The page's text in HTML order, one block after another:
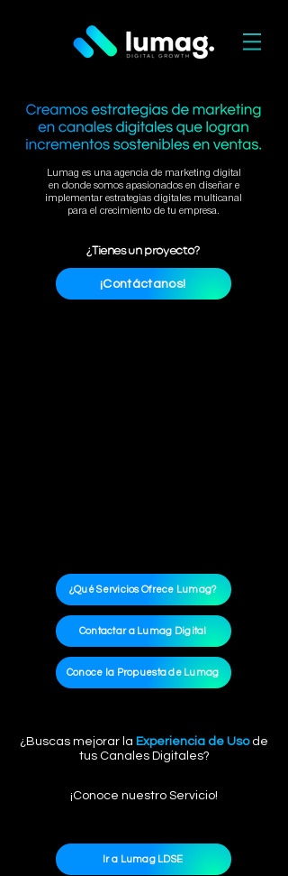
Lumag es una agencia de marketing digital
en donde somos apasionados en diseñar e
implementar estrategias digitales multicanal
para el crecimiento de tu empresa.
¿Tienes un proyecto?
¡Contáctanos!
¿Qué Servicios Ofrece Lumag?
Contactar a Lumag Digital
Conoce la Propuesta de Lumag
¿Buscas mejorar la Experiencia de Uso de
tus Canales Digitales?
¡Conoce nuestro Servicio!
Ir a Lumag LDSE